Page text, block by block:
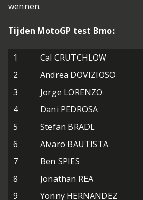
wennen.
Tijden MotoGP test Brno:
1 Cal CRUTCHLOW
2
Andrea DOVIZIOSO
3
Jorge LORENZO
4
Dani PEDROSA
5
Stefan BRADL
6
Alvaro BAUTISTA
7
Ben SPIES
8
Jonathan REA
9
Yonny HERNANDEZ